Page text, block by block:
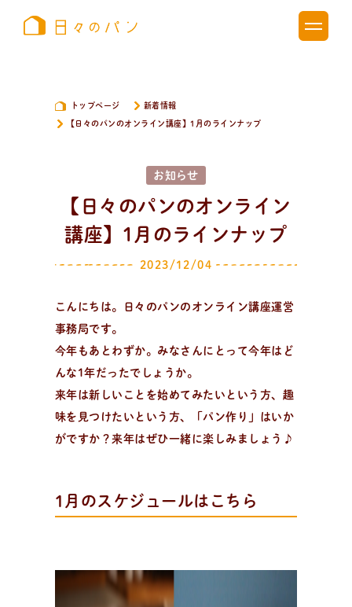
情報
おしらせやイベントなど
日々のパンの活動状況やイベント、コラムをいち早くお
届け中！
トップページ 新着情報
【日々のパンのオンライン講座】1月のラインナップ
お知らせ
【日々のパンのオンライン
講座】1月のラインナップ
2023/12/04
こんにちは。日々のパンのオンライン講座運営
事務局です。
今年もあとわずか。みなさんにとって今年はど
んな1年だったでしょうか。
来年は新しいことを始めてみたいという方、趣
味を見つけたいという方、「パン作り」はいか
がですか？来年はぜひ一緒に楽しみましょう♪
1月のスケジュールはこちら